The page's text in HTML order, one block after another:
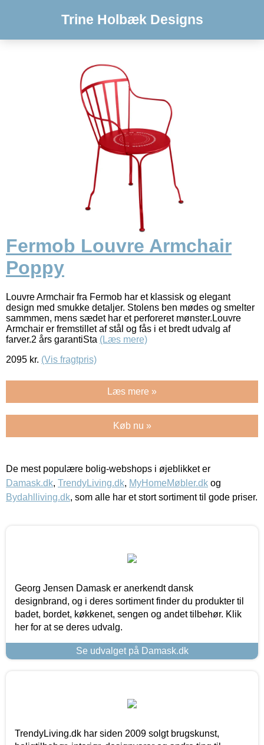
Trine Holbæk Designs
Fermob Louvre Armchair
Poppy
Louvre Armchair fra Fermob har et klassisk og elegant
design med smukke detaljer. Stolens ben mødes og smelter
sammmen, mens sædet har et perforeret mønster.Louvre
Armchair er fremstillet af stål og fås i et bredt udvalg af
farver.2 års garantiSta (Læs mere)
2095 kr. (Vis fragtpris)
Læs mere »
Køb nu »
De mest populære bolig-webshops i øjeblikket er
Damask.dk, TrendyLiving.dk, MyHomeMøbler.dk og
Bydahlliving.dk, som alle har et stort sortiment til gode priser.
Georg Jensen Damask er anerkendt dansk
designbrand, og i deres sortiment finder du produkter til
badet, bordet, køkkenet, sengen og andet tilbehør. Klik
her for at se deres udvalg.
Se udvalget på Damask.dk
TrendyLiving.dk har siden 2009 solgt brugskunst,